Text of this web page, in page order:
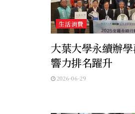
生活消費
大葉大學永續辦
響力排名躍升
2026-06-29